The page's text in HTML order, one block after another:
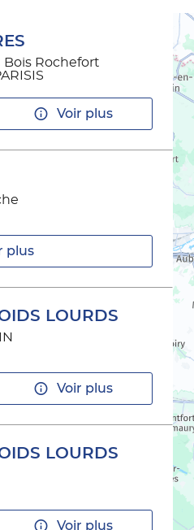
Bois Rochefort
Voir plus
plus
LOURDS
Voir plus
LOURDS
Voir plus